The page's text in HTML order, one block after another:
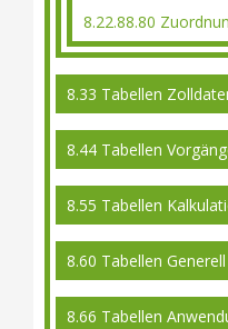
8.22.88.80
8.33 Tabellen
8.44 Tabellen
8.55 Tabellen
8.60 Tabellen Generell
8.66 Tabellen